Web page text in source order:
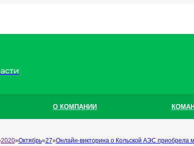
О КОМПАНИИ
2020 Октябрь 27 Онлайн-викторина о Кольской АЭС приобрела